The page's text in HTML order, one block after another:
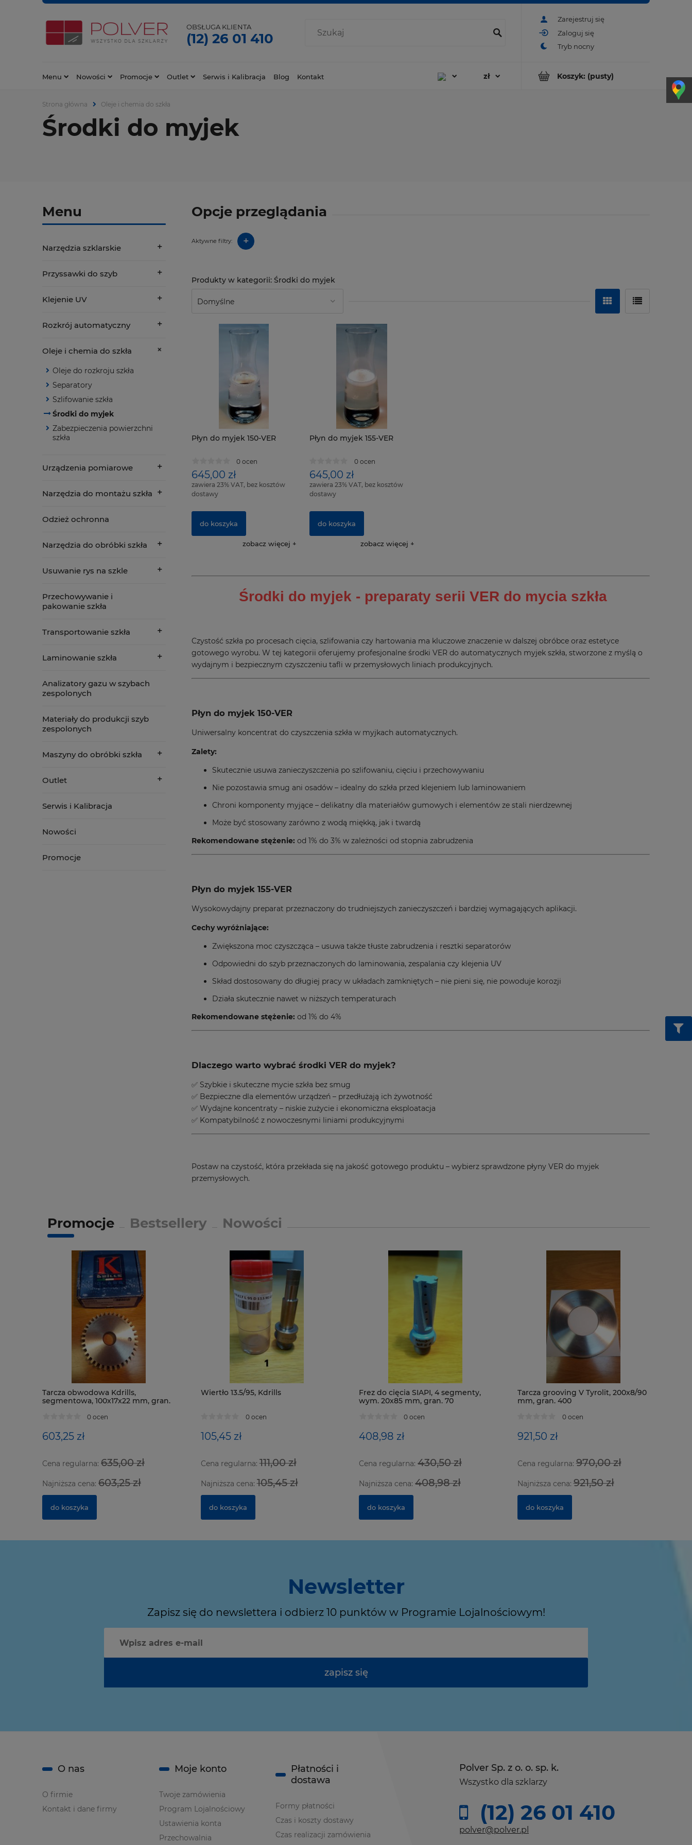
Zarejestruj się
Zaloguj się
OBSŁUGA KLIENTA
(12) 26 01 410
Koszyk: (pusty)
Menu Nowości Promocje Outlet Serwis i Kalibracja Blog Kontakt
Strona główna Oleje i chemia do szkła
Środki do myjek
Menu
Narzędzia szklarskie
Przyssawki do szyb
Klejenie UV
Rozkrój automatyczny
Oleje i chemia do szkła
Oleje do rozkroju szkła
Separatory
Szlifowanie szkła
Środki do myjek
Zabezpieczenia powierzchni
szkła
Urządzenia pomiarowe
Narzędzia do montażu szkła
Odzież ochronna
Narzędzia do obróbki szkła
Usuwanie rys na szkle
Przechowywanie i
pakowanie szkła
Transportowanie szkła
Laminowanie szkła
Analizatory gazu w szybach
zespolonych
Materiały do produkcji szyb
zespolonych
Maszyny do obróbki szkła
Outlet
Serwis i Kalibracja
Nowości
Promocje
Opcje przeglądania
Aktywne filtry: +
Środki do myjek
Płyn do myjek 150-VER
0 ocen
645,00 zł
zawiera 23% VAT, bez kosztów
dostawy
do koszyka
zobacz więcej
Płyn do myjek 155-VER
0 ocen
645,00 zł
zawiera 23% VAT, bez kosztów
dostawy
do koszyka
zobacz więcej
Środki do myjek - preparaty serii VER do mycia szkła
Czystość szkła po procesach cięcia, szlifowania czy hartowania ma kluczowe znaczenie w dalszej obróbce oraz estetyce
gotowego wyrobu. W tej kategorii oferujemy profesjonalne środki VER do automatycznych myjek szkła, stworzone z myślą o
wydajnym i bezpiecznym czyszczeniu tafli w przemysłowych liniach produkcyjnych.
Płyn do myjek 150-VER
Uniwersalny koncentrat do czyszczenia szkła w myjkach automatycznych.
Zalety:
Skutecznie usuwa zanieczyszczenia po szlifowaniu, cięciu i przechowywaniu
Nie pozostawia smug ani osadów – idealny do szkła przed klejeniem lub laminowaniem
Chroni komponenty myjące – delikatny dla materiałów gumowych i elementów ze stali nierdzewnej
Może być stosowany zarówno z wodą miękką, jak i twardą
Rekomendowane stężenie: od 1% do 3% w zależności od stopnia zabrudzenia
Płyn do myjek 155-VER
Wysokowydajny preparat przeznaczony do trudniejszych zanieczyszczeń i bardziej wymagających aplikacji.
Cechy wyróżniające:
Zwiększona moc czyszcząca – usuwa także tłuste zabrudzenia i resztki separatorów
Odpowiedni do szyb przeznaczonych do laminowania, zespalania czy klejenia UV
Skład dostosowany do długiej pracy w układach zamkniętych – nie pieni się, nie powoduje korozji
Działa skutecznie nawet w niższych temperaturach
Rekomendowane stężenie: od 1% do 4%
Dlaczego warto wybrać środki VER do myjek?
✅ Szybkie i skuteczne mycie szkła bez smug
✅ Bezpieczne dla elementów urządzeń – przedłużają ich żywotność
✅ Wydajne koncentraty – niskie zużycie i ekonomiczna eksploatacja
✅ Kompatybilność z nowoczesnymi liniami produkcyjnymi
Postaw na czystość, która przekłada się na jakość gotowego produktu – wybierz sprawdzone płyny VER do myjek
przemysłowych.
Promocje Nowości
Bestsellery
Tarcza obwodowa Kdrills,
segmentowa, 100x17x22 mm, gran.
0 ocen
603,25 zł
Cena regularna: 635,00 zł
Najniższa cena: 603,25 zł
do koszyka
Wiertło 13.5/95, Kdrills
0 ocen
105,45 zł
Cena regularna:111,00 zł
Najniższa cena:105,45 zł
do koszyka
Frez do cięcia SIAPI, 4 segmenty,
wym. 20x85 mm, gran. 70
0 ocen
408,98 zł
Cena regularna: 430,50 zł
Najniższa cena: 408,98 zł
do koszyka
Tarcza grooving V Tyrolit, 200x8/90
mm, gran. 400
0 ocen
921,50 zł
Cena regularna:970,00 zł
Najniższa cena:921,50 zł
do koszyka
Newsletter
Zapisz się do newslettera i odbierz 10 punktów w Programie Lojalnościowym!
zapisz się
Polver Sp. z o. o. sp. k.
Wszystko dla szklarzy
(12) 26 01 410
polver@polver.pl
O nas
O firmie
Kontakt i dane firmy
Moje konto
Twoje zamówienia
Program Lojalnościowy
Ustawienia konta
Przechowalnia
Płatności i
dostawa
Formy płatności
Czas i koszty dostawy
Czas realizacji zamówienia